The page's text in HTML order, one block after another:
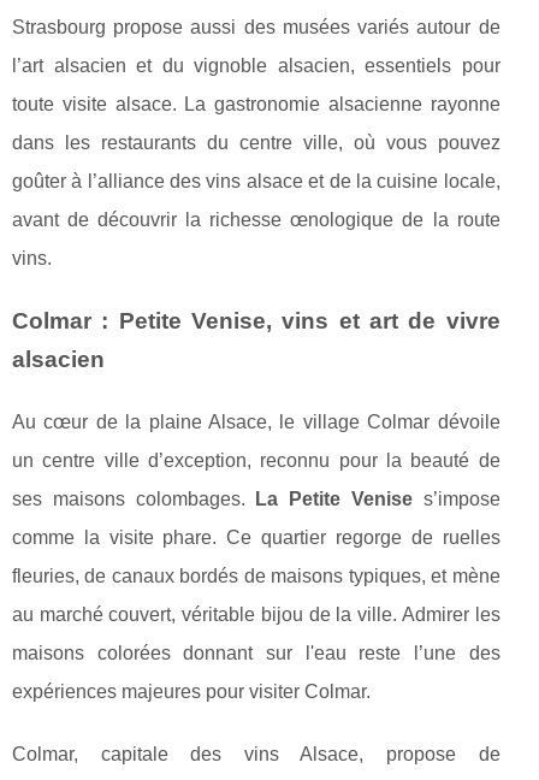
Strasbourg propose aussi des musées variés autour de
l’art alsacien et du vignoble alsacien, essentiels pour
toute visite alsace. La gastronomie alsacienne rayonne
dans les restaurants du centre ville, où vous pouvez
goûter à l’alliance des vins alsace et de la cuisine locale,
avant de découvrir la richesse œnologique de la route
vins.
Colmar : Petite Venise, vins et art de vivre
alsacien
Au cœur de la plaine Alsace, le village Colmar dévoile
un centre ville d’exception, reconnu pour la beauté de
ses maisons colombages.
La Petite Venises’impose
comme la visite phare. Ce quartier regorge de ruelles
fleuries, de canaux bordés de maisons typiques, et mène
au marché couvert, véritable bijou de la ville. Admirer les
maisons colorées donnant sur l'eau reste l’une des
expériences majeures pour visiter Colmar.
Colmar, capitale des vins Alsace, propose de